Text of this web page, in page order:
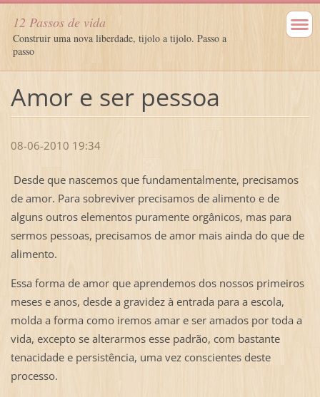
12 Passos de vida
Construir uma nova liberdade, tijolo a tijolo. Passo a
passo
Amor e ser pessoa
08-06-2010 19:34
Desde que nascemos que fundamentalmente, precisamos
de amor. Para sobreviver precisamos de alimento e de
alguns outros elementos puramente orgânicos, mas para
sermos pessoas, precisamos de amor mais ainda do que de
alimento.
Essa forma de amor que aprendemos dos nossos primeiros
meses e anos, desde a gravidez à entrada para a escola,
molda a forma como iremos amar e ser amados por toda a
vida, excepto se alterarmos esse padrão, com bastante
tenacidade e persistência, uma vez conscientes deste
processo.